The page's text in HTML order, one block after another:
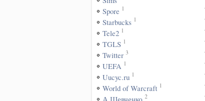
Spore 1
Starbucks 1
Tele2 1
TGLS 1
Twitter 3
UEFA 1
Uucyc.ru 1
World of Warcraft 1
2